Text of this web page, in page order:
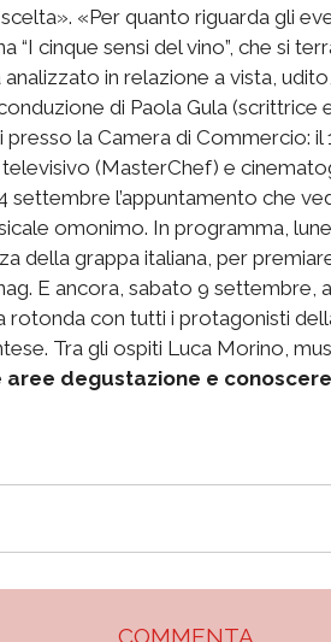
«Per quanto riguarda gli
“I cinque sensi del vino”, che si
analizzato in relazione a vista,
di Paola Gula (scrittrice
la Camera di Commercio: il
(MasterChef) e
settembre l’appuntamento che
omonimo. In programma,
della grappa italiana, per
E ancora, sabato 9 settembre,
con tutti i protagonisti
Tra gli ospiti Luca Morino,
degustazione e
COMMENTA